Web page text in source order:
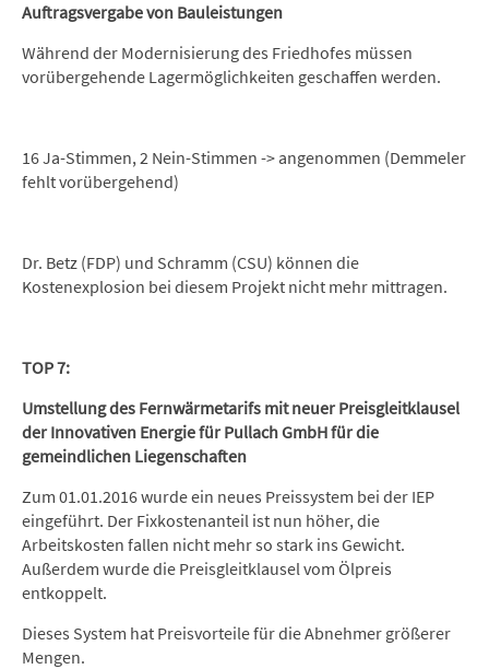
Auftragsvergabe von Bauleistungen
Während der Modernisierung des Friedhofes müssen
vorübergehende Lagermöglichkeiten geschaffen werden.
16 Ja-Stimmen, 2 Nein-Stimmen -> angenommen (Demmeler
fehlt vorübergehend)
Dr. Betz (FDP) und Schramm (CSU) können die
Kostenexplosion bei diesem Projekt nicht mehr mittragen.
TOP 7:
Umstellung des Fernwärmetarifs mit neuer Preisgleitklausel
der Innovativen Energie für Pullach GmbH für die
gemeindlichen Liegenschaften
Zum 01.01.2016 wurde ein neues Preissystem bei der IEP
eingeführt. Der Fixkostenanteil ist nun höher, die
Arbeitskosten fallen nicht mehr so stark ins Gewicht.
Außerdem wurde die Preisgleitklausel vom Ölpreis
entkoppelt.
Dieses System hat Preisvorteile für die Abnehmer größerer
Mengen.